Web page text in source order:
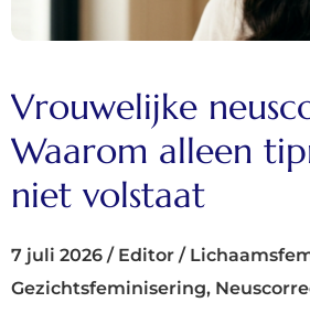
Vrouwelijke
Waarom alleen
niet volstaat
7 juli 2026 / Editor /
Gezichtsfeminisering,